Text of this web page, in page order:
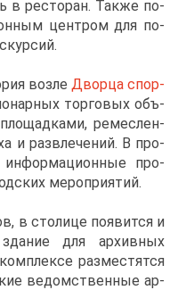
в ре­сто­ран. Та­к­же по­
цен­тром для по­
воз­ле Двор­ца спор­
тор­го­вых объ­
ре­мес­лен­
и раз­вле­че­ний. В про­
про­
ме­ро­при­я­тий.
в сто­ли­це по­явит­ся и
для ар­хив­ных
раз­ме­стят­ся
ве­дом­ствен­ные ар­